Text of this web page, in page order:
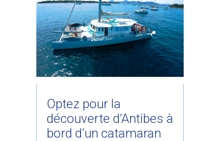
Optez pour la
découverte d’Antibes à
bord d’un catamaran